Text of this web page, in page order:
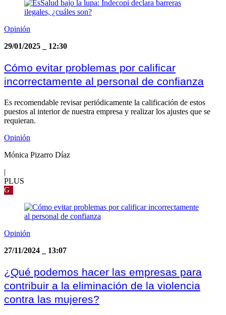
Opinión
29/01/2025
12:30
Cómo evitar problemas por calificar
incorrectamente al personal de confianza
Es recomendable revisar periódicamente la calificación de estos
puestos al interior de nuestra empresa y realizar los ajustes que se
requieran.
Opinión
Mónica Pizarro Díaz
|
PLUS
G
Opinión
27/11/2024
13:07
¿Qué podemos hacer las empresas para
contribuir a la eliminación de la violencia
contra las mujeres?